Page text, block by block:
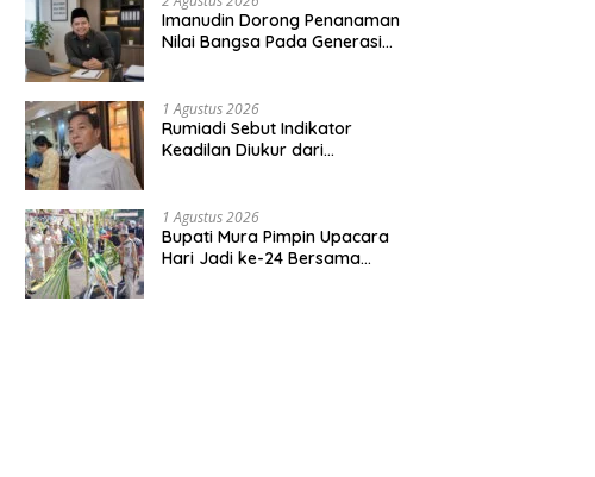
Imanudin Dorong Penanaman
Nilai Bangsa Pada Generasi
1 Agustus 2026
Rumiadi Sebut Indikator
Keadilan Diukur dari
1 Agustus 2026
Bupati Mura Pimpin Upacara
Hari Jadi ke-24 Bersama